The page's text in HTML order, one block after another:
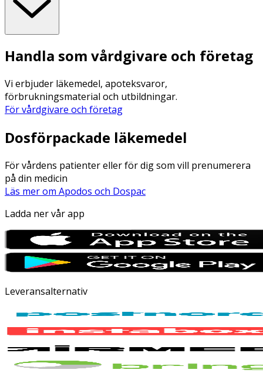
Handla som vårdgivare och företag
Vi erbjuder läkemedel, apoteksvaror,
förbrukningsmaterial och utbildningar.
För vårdgivare och företag
Dosförpackade läkemedel
För vårdens patienter eller för dig som vill prenumerera
på din medicin
Läs mer om Apodos och Dospac
Ladda ner vår app
Leveransalternativ